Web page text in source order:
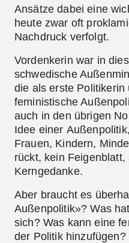
Ansätze dabei eine
heute zwar oft
Nachdruck verfolgt.
Vordenkerin war in
schwedische
die als erste
feministische
auch in den übrigen
Idee einer
Frauen, Kindern,
rückt, kein Feigenblatt,
Kerngedanke.
Aber braucht es
Außenpolitik»? Was
sich? Was kann eine
der Politik